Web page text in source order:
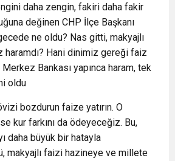
daha zengin, fakiri daha fakir
değinen CHP İlçe Başkanı
ne oldu? Nas gitti, makyajlı
Hani dinimiz gereği faiz
Merkez Bankası yapınca haram, tek
oldu
bozdurun faize yatırın. O
kur farkını da ödeyeceğiz. Bu,
daha büyük bir hatayla
makyajlı faizi hazineye ve millete